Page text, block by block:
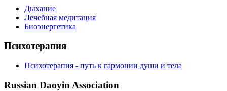
Дыхание
Лечебная медитация
Биоэнергетика
Психотерапия
Психотерапия - путь к гармонии души и тела
Russian Daoyin Association